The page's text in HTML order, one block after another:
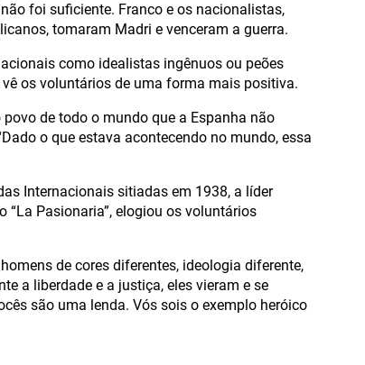
foi suficiente. Franco e os nacionalistas,
tomaram Madri e venceram a guerra.
como idealistas ingênuos ou peões
os voluntários de uma forma mais positiva.
de todo o mundo que a Espanha não
o que estava acontecendo no mundo, essa
Internacionais sitiadas em 1938, a líder
“La Pasionaria”, elogiou os voluntários
de cores diferentes, ideologia diferente,
a liberdade e a justiça, eles vieram e se
são uma lenda. Vós sois o exemplo heróico